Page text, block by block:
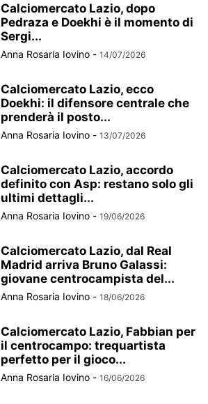
Calciomercato Lazio, dopo
Pedraza e Doekhi è il momento di
Sergi...
Anna Rosaria Iovino - 14/07/2026
Calciomercato Lazio, ecco
Doekhi: il difensore centrale che
prenderà il posto...
Anna Rosaria Iovino - 13/07/2026
Calciomercato Lazio, accordo
definito con Asp: restano solo gli
ultimi dettagli...
Anna Rosaria Iovino - 19/06/2026
Calciomercato Lazio, dal Real
Madrid arriva Bruno Galassi:
giovane centrocampista del...
Anna Rosaria Iovino - 18/06/2026
Calciomercato Lazio, Fabbian per
il centrocampo: trequartista
perfetto per il gioco...
Anna Rosaria Iovino - 16/06/2026